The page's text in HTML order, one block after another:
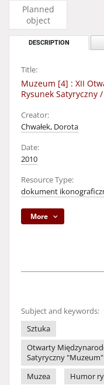
Planned
object
DESCRIPTION
Title:
Muzeum [4] : XII
Rysunek Satyryczny
Creator:
Chwałek, Dorota
Date:
2010
Resource Type:
dokument
More
Subject and keywords:
Sztuka
Otwarty
Satyryczny "Muzeum"
Muzea
Humor